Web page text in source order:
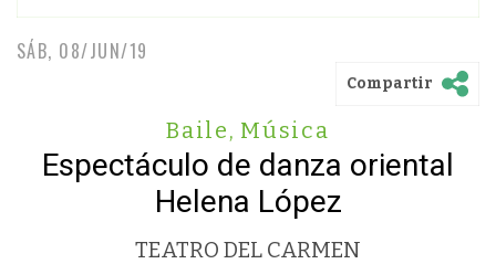
SÁB, 08/JUN/19
Compartir
Baile, Música
Espectáculo de danza oriental
Helena López
TEATRO DEL CARMEN